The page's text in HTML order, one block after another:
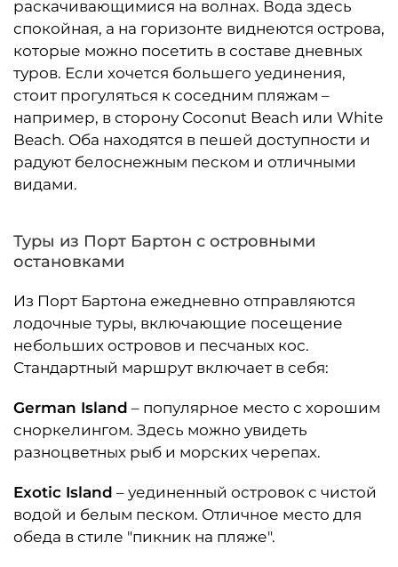
раскачивающимися на волнах. Вода здесь
спокойная, а на горизонте виднеются острова,
которые можно посетить в составе дневных
туров. Если хочется большего уединения,
стоит прогуляться к соседним пляжам –
например, в сторону Coconut Beach или White
Beach. Оба находятся в пешей доступности и
радуют белоснежным песком и отличными
видами.
Туры из Порт Бартон с островными
остановками
Из Порт Бартона ежедневно отправляются
лодочные туры, включающие посещение
небольших островов и песчаных кос.
Стандартный маршрут включает в себя:
German Island – популярное место с хорошим
сноркелингом. Здесь можно увидеть
разноцветных рыб и морских черепах.
Exotic Island – уединенный островок с чистой
водой и белым песком. Отличное место для
обеда в стиле "пикник на пляже".